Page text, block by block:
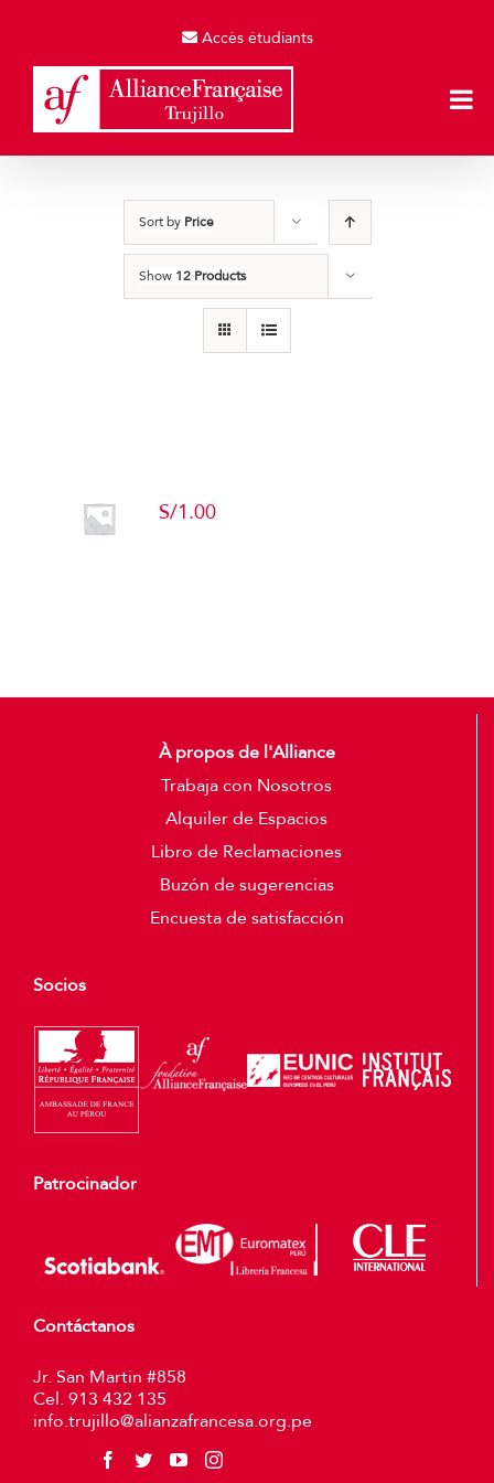
Accès étudiants
Sort by Price
Show 12 Products
S/1.00
À propos de l'Alliance
Trabaja con Nosotros
Alquiler de Espacios
Libro de Reclamaciones
Buzón de sugerencias
Encuesta de satisfacción
Socios
Patrocinador
Contáctanos
Jr. San Martin #858
Cel. 913 432 135
info.trujillo@alianzafrancesa.org.pe